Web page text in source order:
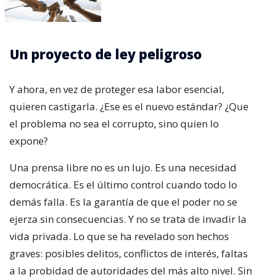
Un proyecto de ley peligroso
Y ahora, en vez de proteger esa labor esencial,
quieren castigarla. ¿Ese es el nuevo estándar? ¿Que
el problema no sea el corrupto, sino quien lo
expone?
Una prensa libre no es un lujo. Es una necesidad
democrática. Es el último control cuando todo lo
demás falla. Es la garantía de que el poder no se
ejerza sin consecuencias. Y no se trata de invadir la
vida privada. Lo que se ha revelado son hechos
graves: posibles delitos, conflictos de interés, faltas
a la probidad de autoridades del más alto nivel. Sin